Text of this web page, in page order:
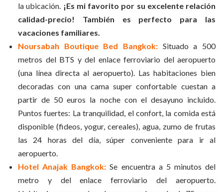
la ubicación. ¡Es mi favorito por su excelente relación
calidad-precio! También es perfecto para las
vacaciones familiares.
Noursabah Boutique Bed Bangkok: Situado a 500
metros del BTS y del enlace ferroviario del aeropuerto
(una línea directa al aeropuerto). Las habitaciones bien
decoradas con una cama super confortable cuestan a
partir de 50 euros la noche con el desayuno incluido.
Puntos fuertes: La tranquilidad, el confort, la comida está
disponible (fideos, yogur, cereales), agua, zumo de frutas
las 24 horas del día, súper conveniente para ir al
aeropuerto.
Hotel Anajak Bangkok: Se encuentra a 5 minutos del
metro y del enlace ferroviario del aeropuerto.